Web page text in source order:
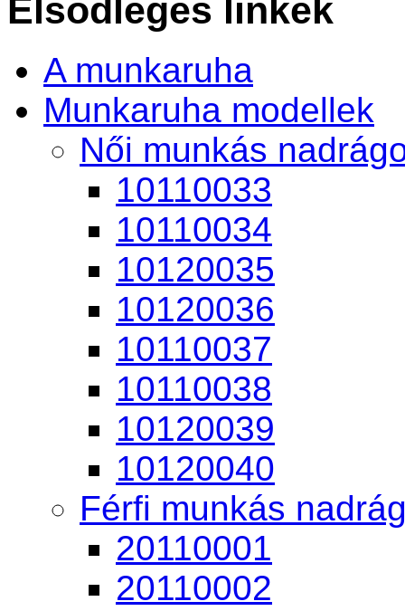
Elsődleges linkek
A munkaruha
Munkaruha modellek
Női munkás
10110033
10110034
10120035
10120036
10110037
10110038
10120039
10120040
Férfi munkás
20110001
20110002